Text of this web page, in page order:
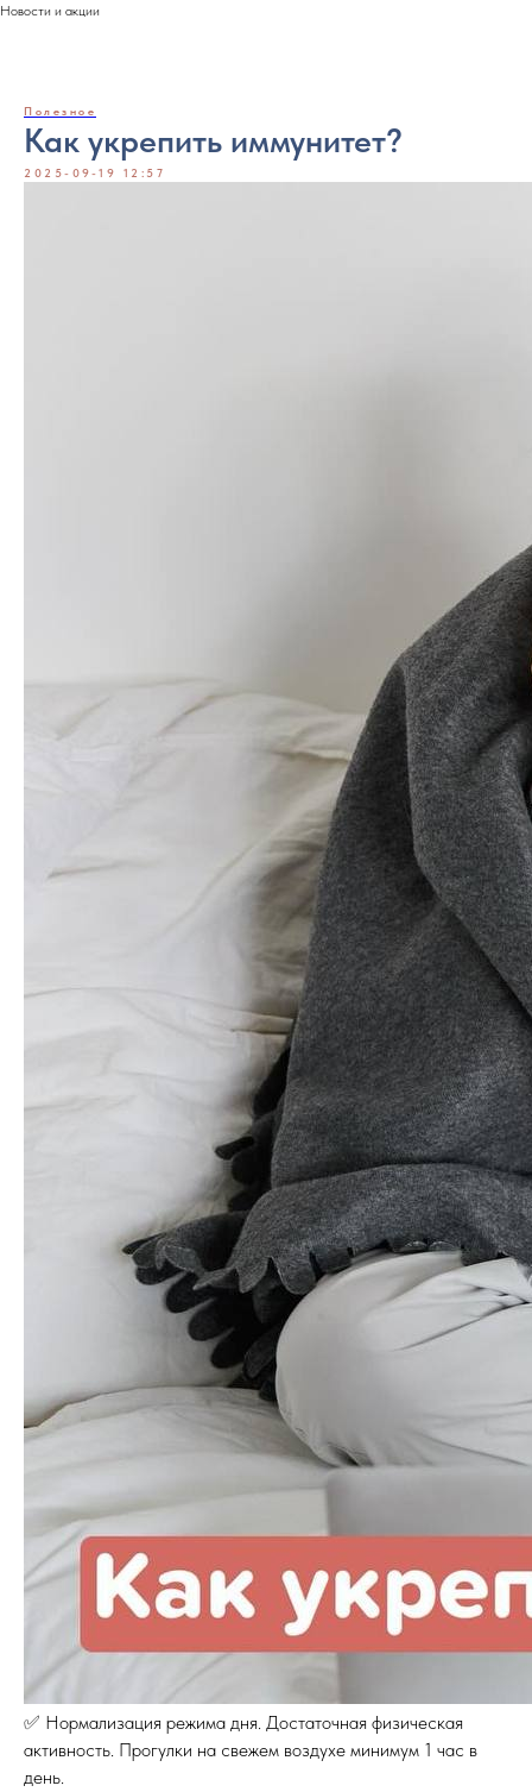
Новости и акции
Полезное
Как укрепить иммунитет?
2025-09-19 12:57
✅ Нормализация режима дня. Достаточная физическая
активность. Прогулки на свежем воздухе минимум 1 час в
день.